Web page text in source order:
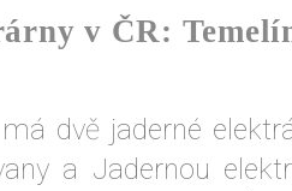
v ČR:
dvě jaderné
a Jadernou